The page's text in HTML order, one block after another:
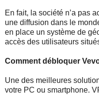
En fait, la société n’a pas
une diffusion dans le
en place un système de
accès des utilisateurs
Comment débloquer
Une des meilleures
votre PC ou smartphone.